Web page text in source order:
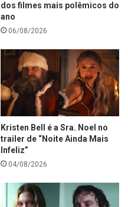
dos filmes mais polêmicos do
ano
06/08/2026
Kristen Bell é a Sra. Noel no
trailer de “Noite Ainda Mais
Infeliz”
04/08/2026